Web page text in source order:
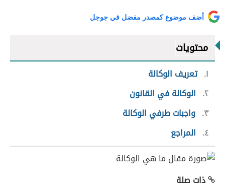
أضف موضوع كمصدر مفضل في جوجل
محتويات
١ تعريف الوكالة
٢ الوكالة في القانون
٣ واجبات طرفي الوكالة
٤
المراجع
ذات صلة